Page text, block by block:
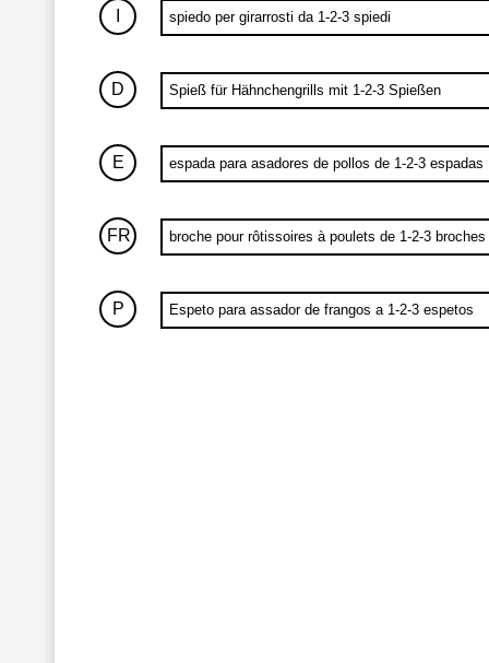
spiedo per girarrosti da 1-2-3 spiedi
D Spieß für Hähnchengrills mit 1-2-3 Spießen
E espada para asadores de pollos de 1-2-3 espadas
FR broche pour rôtissoires à poulets de 1-2-3 broches
P Espeto para assador de frangos a 1-2-3 espetos